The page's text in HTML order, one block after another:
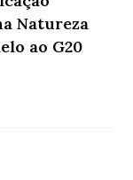
Natureza
ao G20